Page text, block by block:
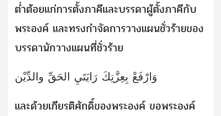
ต่ำต้อยแก่การตั้งภาคีและบรรดาผู้ตั้งภาคีกับ
พระองค์ และทรงกำจัดการวางแผนชั่วร้ายของ
บรรดานักวางแผนที่ชั่วร้าย
وَارْفَعْ بِعِزَّتِكَ رَايَتَيِ الحَقِّ والدِّيْن
และด้วยเกียรติศักดิ์ของพระองค์ ขอพระองค์